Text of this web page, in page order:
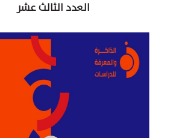
العدد الثالث عشر